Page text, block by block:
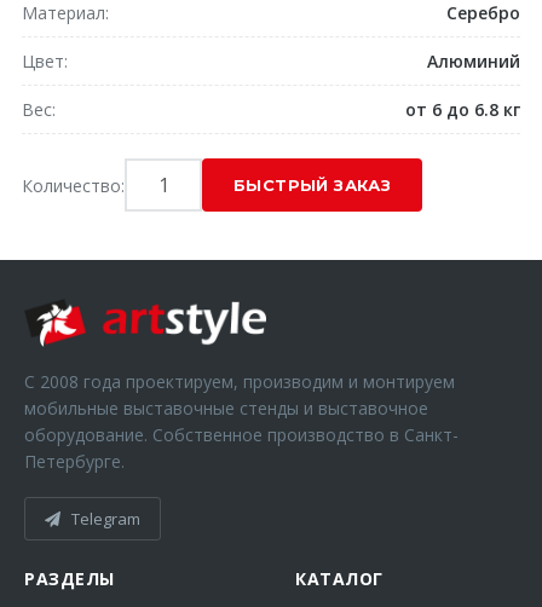
Материал Серебро
Цвет Алюминий
Вес от 6 до 6.8 кг
Количество:
С 2008 года проектируем, производим и монтируем
мобильные выставочные стенды и выставочное
оборудование. Собственное производство в Санкт-
Петербурге.
Telegram
РАЗДЕЛЫ
КАТАЛОГ